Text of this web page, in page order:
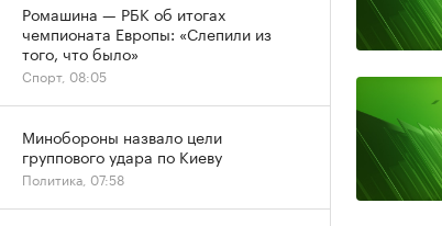
Ромашина — РБК об итогах
чемпионата Европы: «Слепили из
того, что было»
Спорт, 08:05
Минобороны назвало цели
группового удара по Киеву
Политика, 07:58